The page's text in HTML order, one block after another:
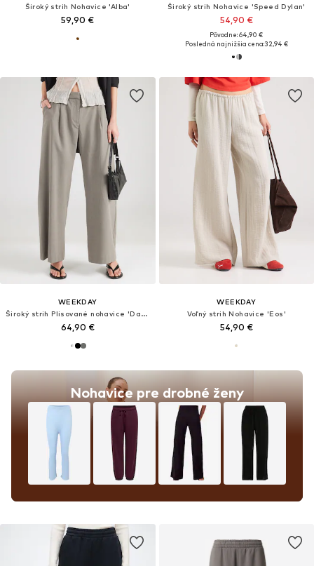
Široký strih Nohavice 'Alba'
59,90 €
Široký strih Nohavice 'Speed Dylan'
54,90 €
Pôvodne: 64,90 €
Posledná najnižšia cena:32,94 €
WEEKDAY
Široký strih Plisované nohavice 'Dara'
64,90 €
Nohavice pre drobné ženy
WEEKDAY
Voľný strih Nohavice 'Eos'
54,90 €